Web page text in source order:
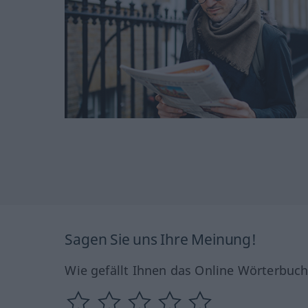
Sagen Sie uns Ihre Meinung!
Wie gefällt Ihnen das Online